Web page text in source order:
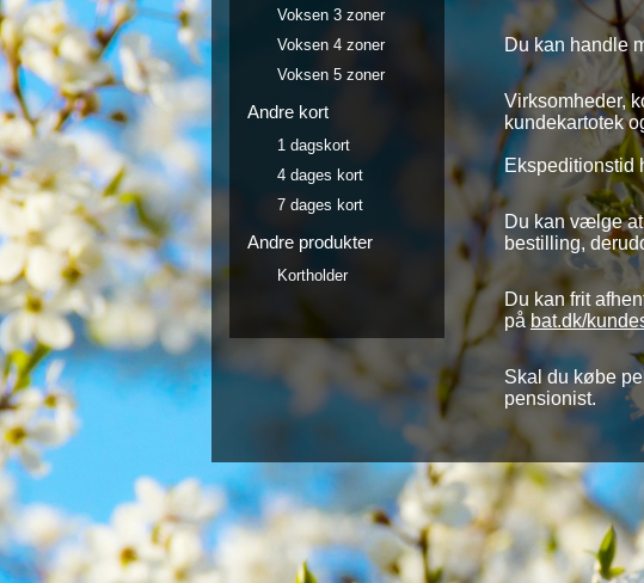
Voksen 3 zoner
Voksen 4 zoner
Voksen 5 zoner
Andre kort
1 dagskort
4 dages kort
7 dages kort
Andre produkter
Kortholder
Du kan handle
Virksomheder,
kundekartotek
Ekspeditionstid
Du kan vælge
bestilling,
Du kan frit
på bat.dk/
Skal du købe
pensionist.